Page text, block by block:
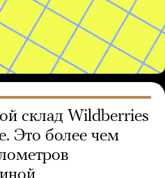
склад Wildberries
Это более чем